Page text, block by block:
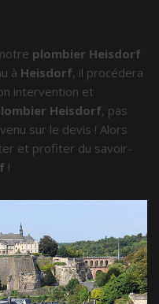
plombier Heisdorf
à Heisdorf, il procédera
intervention et
Heisdorf, pas
sur le devis ! Alors
et profiter du savoir-
!